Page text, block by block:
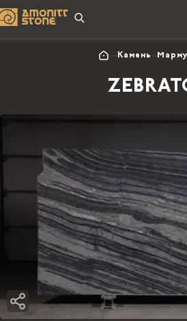
Камень